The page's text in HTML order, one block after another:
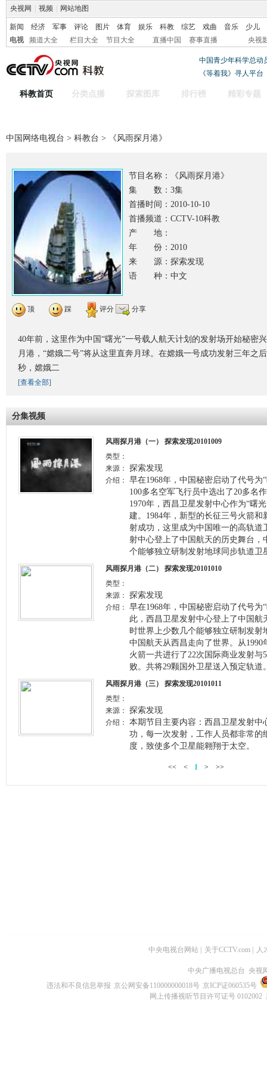
央视网 视频 网站地图
新闻 经济 军事 评论 图片 体育 娱乐 科教 综艺 戏曲 音乐
少儿
电视
频道大全 栏目大全 节目大全 直播中国 赛事直播 央视
中国青少年科学总动
《等着我》寻人平台
科教首页 分类点播 探索图库 排行榜 精彩专题
中国网络电视台 > 科教台 > 《风雨探月港》
节目名称：
《风雨探月港》
集 数：3集
首播时间：2010-10-10
首播频道：CCTV-10科教
产 地：
年 份：2010
来 源：探索发现
语 种：中文
顶 踩 评分 分享
40年前，这里作为中国“曙光”一号载人航天计划的发射场开始秘密
月港，“嫦娥二号”将从这里直奔月球。在嫦娥一号成功发射三年之
秒，嫦娥二
[查看全部]
分集视频
风雨探月港（一） 探索发现20101009
类型：
来源：
探索发现
介绍：
早在1968年，中国秘密启动了代号为
100多名空军飞行员中选出了20多名
1970年，西昌卫星发射中心作为“曙
建。1984年，新型的长征三号火箭
射成功，这里成为中国唯一的高轨道
射中心登上了中国航天的历史舞台，
个能够独立研制发射地球同步轨道卫
风雨探月港（二） 探索发现20101010
类型：
来源：
探索发现
介绍：
早在1968年，中国秘密启动了代号为
此，西昌卫星发射中心登上了中国
时世界上少数几个能够独立研制发
中国航天从西昌走向了世界。从1990
火箭一共进行了22次国际商业发射与
败。共将29颗国外卫星送入预定轨道
风雨探月港（三） 探索发现20101011
类型：
来源：
探索发现
介绍：
本期节目主要内容：西昌卫星发射中
功，每一次发射，工作人员都非常的
度，致使多个卫星能翱翔于太空。
<< < 1 > >>
中央电视台网站 关于CCTV.com 人
中央广播电视总台 央视
违法和不良信息举报 京公网安备110000000018号 京ICP证060535号
网上传播视听节目许可证号 0102002